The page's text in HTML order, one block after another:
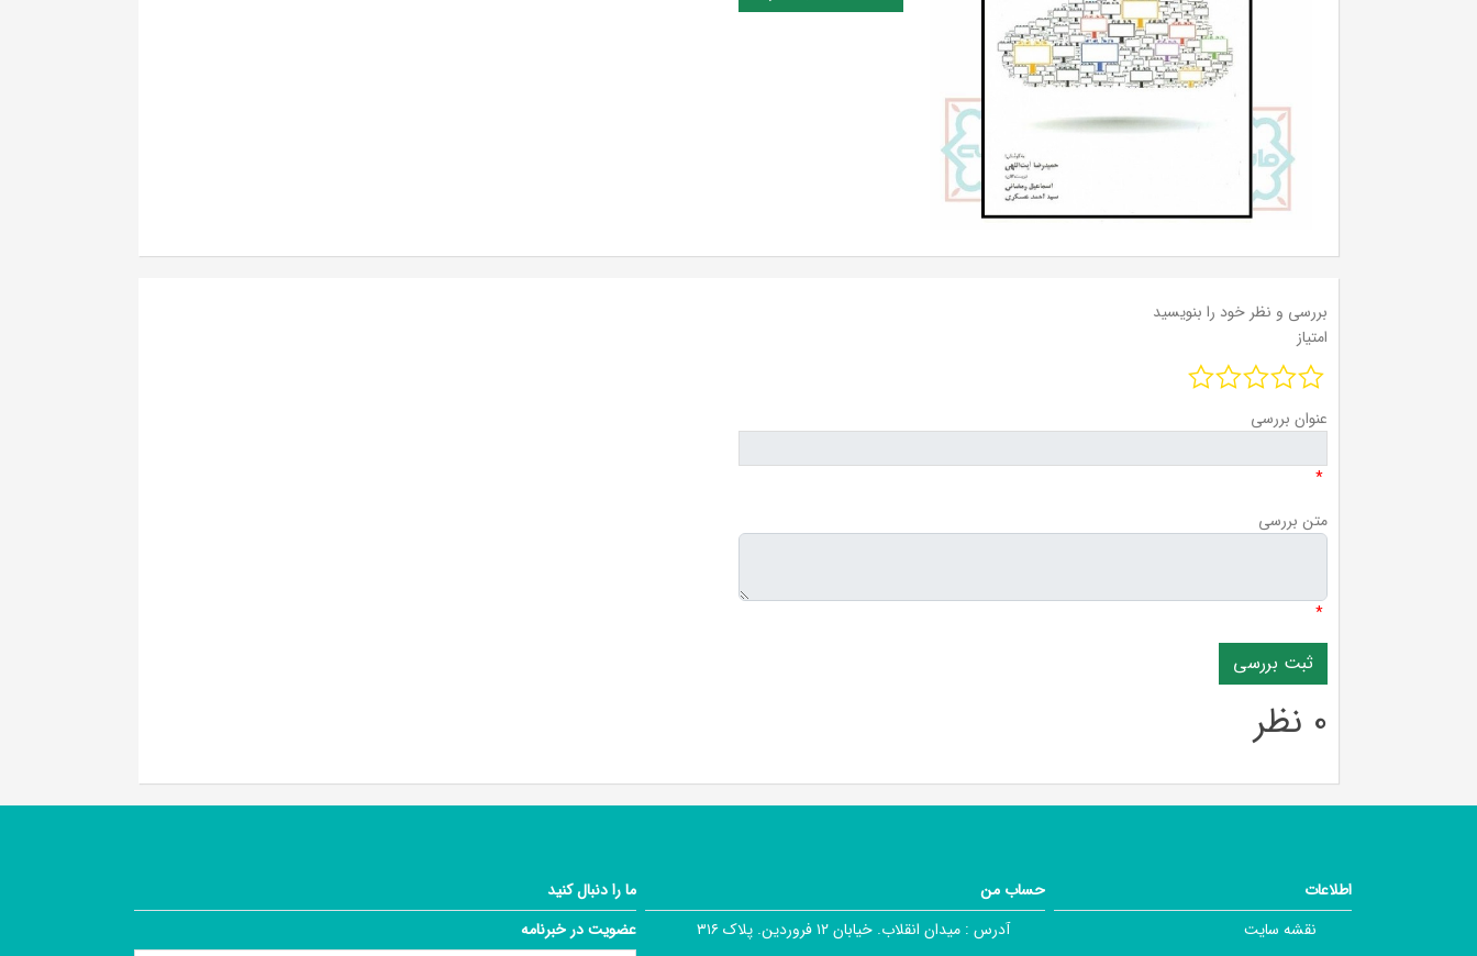
بررسی و نظر خود را بنویسید
امتیاز
عنوان بررسی
*
متن بررسی
*
0 نظر
اطلاعات
نقشه سایت
حساب من
آدرس : میدان انقلاب. خیابان ۱۲ فروردین. پلاک ۳۱۶
ما را دنبال کنید
عضویت در خبرنامه